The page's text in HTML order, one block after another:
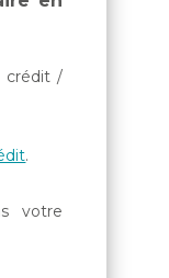
crédit /
.
votre